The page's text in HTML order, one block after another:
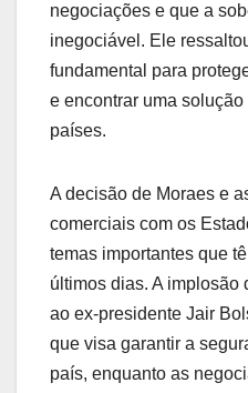
negociações e que a
inegociável. Ele
fundamental para
e encontrar uma
países.
A decisão de Moraes e
comerciais com os
temas importantes que
últimos dias. A implosão
ao ex-presidente Jair
que visa garantir a
país, enquanto as